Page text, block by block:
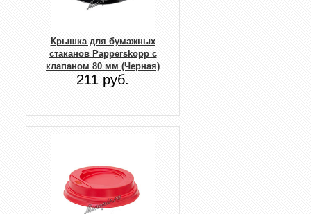
Крышка для бумажных
стаканов Papperskopp с
клапаном 80 мм (Черная)
211 руб.